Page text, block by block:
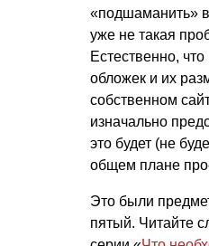
«подшаманить»
уже не такая
Естественно,
обложек и их
собственном
изначально
это будет (не
общем плане
Это были
пятый. Читайте